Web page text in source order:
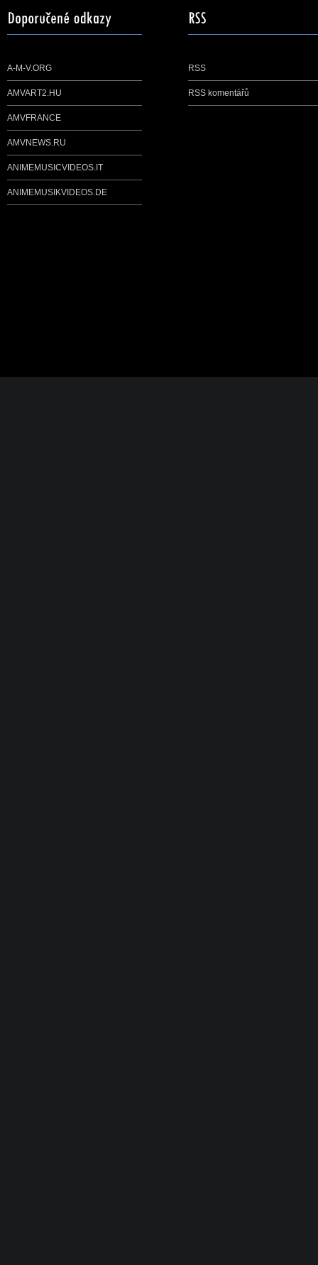
A-M-V.ORG
AMVART2.HU
AMVFRANCE
AMVNEWS.RU
ANIMEMUSICVIDEOS.IT
ANIMEMUSIKVIDEOS.DE
RSS
RSS komentářů